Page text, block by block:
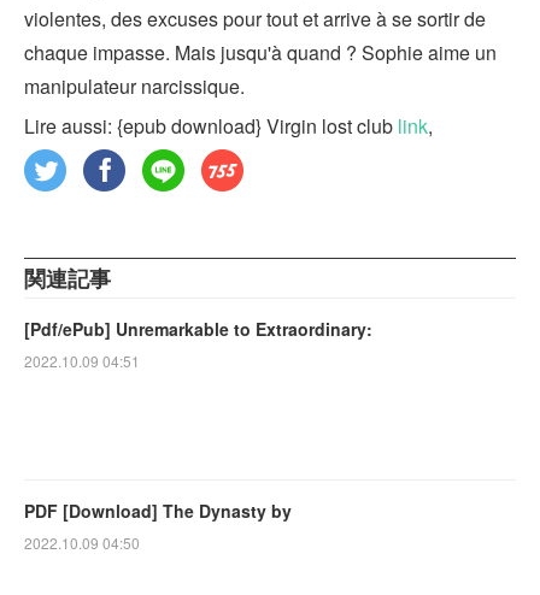
violentes, des excuses pour tout et arrive à se sortir de
chaque impasse. Mais jusqu'à quand ? Sophie aime un
manipulateur narcissique.
Lire aussi: {epub download} Virgin lost club link,
関連記事
[Pdf/ePub] Unremarkable to Extraordinary:
2022.10.09 04:51
PDF [Download] The Dynasty by
2022.10.09 04:50